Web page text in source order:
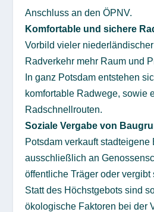
Anschluss an den ÖPNV.
Komfortable und sichere
Vorbild vieler
Radverkehr mehr Raum und
In ganz Potsdam entstehen
komfortable Radwege, sowie
Radschnellrouten.
Soziale Vergabe von
Potsdam verkauft stadteigene
ausschließlich an
öffentliche Träger oder vergibt
Statt des Höchstgebots sind
ökologische Faktoren bei der